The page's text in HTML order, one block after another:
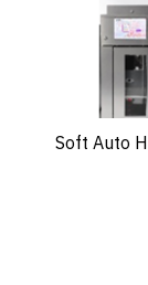
Soft Auto